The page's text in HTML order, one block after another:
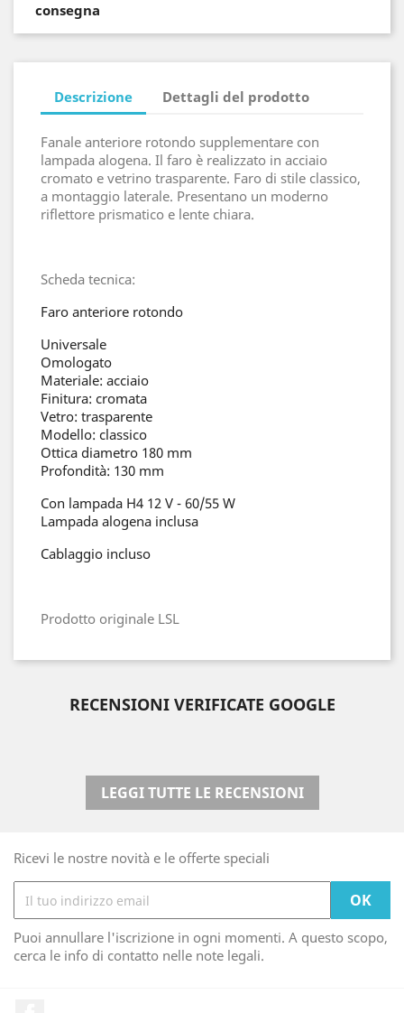
consegna
Descrizione Dettagli del prodotto
Fanale anteriore rotondo supplementare con
lampada alogena. Il faro è realizzato in acciaio
cromato e vetrino trasparente. Faro di stile classico,
a montaggio laterale. Presentano un moderno
riflettore prismatico e lente chiara.
Scheda tecnica:
Faro anteriore rotondo
Universale
Omologato
Materiale: acciaio
Finitura: cromata
Vetro: trasparente
Modello: classico
Ottica diametro 180 mm
Profondità: 130 mm
Con lampada H4 12 V - 60/55 W
Lampada alogena inclusa
Cablaggio incluso
Prodotto originale LSL
RECENSIONI VERIFICATE GOOGLE
LEGGI TUTTE LE RECENSIONI
Ricevi le nostre novità e le offerte speciali
Puoi annullare l'iscrizione in ogni momenti. A questo scopo,
cerca le info di contatto nelle note legali.